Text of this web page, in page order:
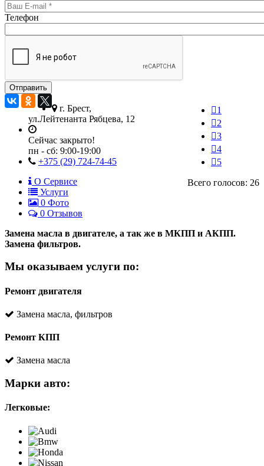
Телефон
1
2
3
4
5
Всего голосов: 26
г. Брест,
ул.Лейтенанта Рябцева, 12
Сейчас закрыто!
пн - сб: 9:00-19:00
+375 (29) 724-74-45
О Сервисе
Услуги
0 Фото
0 Отзывов
Замена масла в двигателе, а так же в МКПП и АКПП.
Замена фильтров.
Мы оказываем услуги по:
Ремонт двигателя
Замена масла, фильтров
Ремонт КПП
Замена масла
Марки авто:
Легковые: